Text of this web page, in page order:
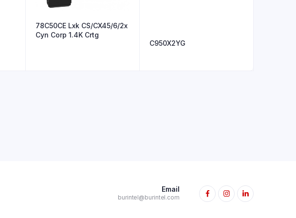
78C50CE Lxk CS/CX45/6/2x
Cyn Corp 1.4K Crtg
C950X2YG
Email
burintel@burintel.com